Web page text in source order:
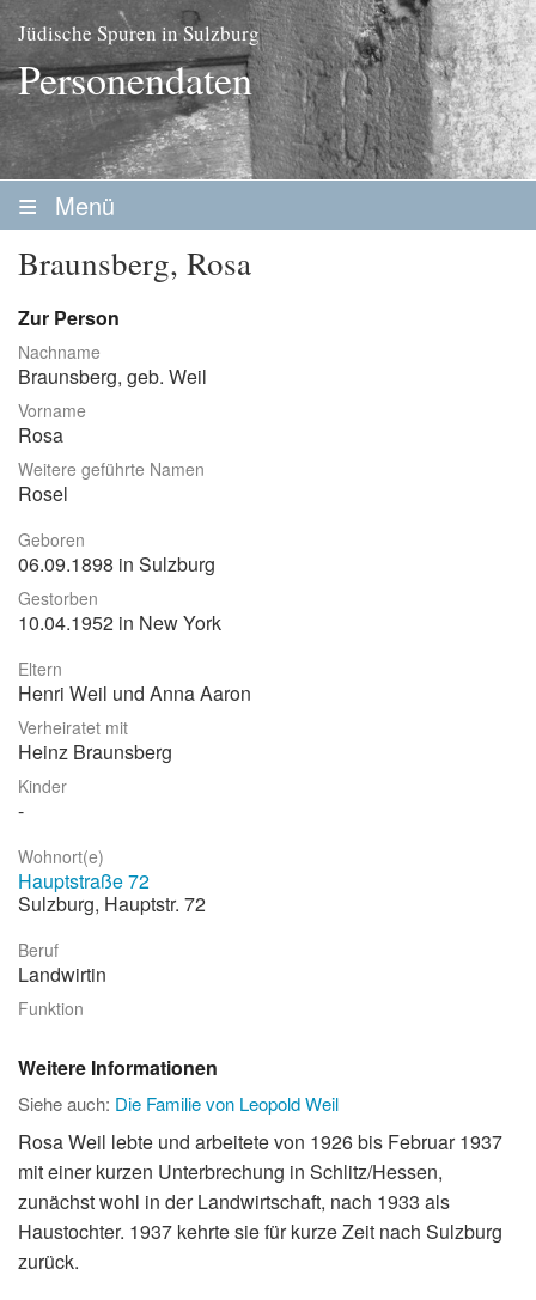
Jüdische Spuren in Sulzburg
Personendaten
Menü
Startseite
Personen
Personenliste
Familien
Vereine / Stiftungen
Stadtrundgang
Der Friedhof
Aktuelles
Suche
Braunsberg, Rosa
Zur Person
Nachname
Braunsberg, geb. Weil
Vorname
Rosa
Weitere geführte Namen
Rosel
Geboren
06.09.1898 in Sulzburg
Gestorben
10.04.1952 in New York
Eltern
Henri Weil und Anna Aaron
Verheiratet mit
Heinz Braunsberg
Kinder
Wohnort(e)
Hauptstraße 72
Sulzburg, Hauptstr. 72
Beruf
Landwirtin
Funktion
Weitere Informationen
Siehe auch: Die Familie von Leopold Weil
Rosa Weil lebte und arbeitete von 1926 bis Februar 1937
mit einer kurzen Unterbrechung in Schlitz/Hessen,
zunächst wohl in der Landwirtschaft, nach 1933 als
Haustochter. 1937 kehrte sie für kurze Zeit nach Sulzburg
zurück.